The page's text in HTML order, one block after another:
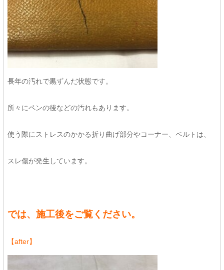
長年の汚れで黒ずんだ状態です。
所々にペンの後などの汚れもあります。
使う際にストレスのかかる折り曲げ部分やコーナー、ベルトは、
スレ傷が発生しています。
では、施工後をご覧ください。
【after】